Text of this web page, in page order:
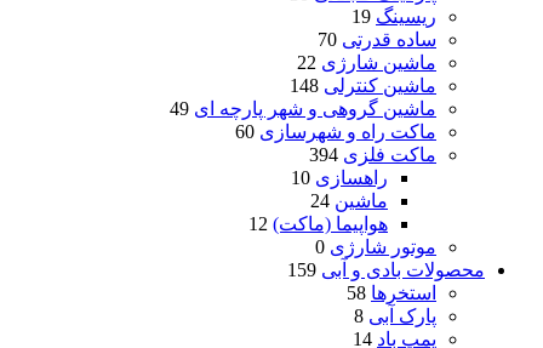
ریسینگ 19
ساده قدرتی 70
ماشین شارژی 22
ماشین کنترلی 148
ماشین گروهی و شهر پارچه ای 49
ماکت راه و شهرسازی 60
ماکت فلزی 394
راهسازی 10
ماشین 24
هواپیما (ماکت) 12
موتور شارژی 0
محصولات بادی و آبی 159
استخرها 58
پارک آبی 8
پمپ باد 14